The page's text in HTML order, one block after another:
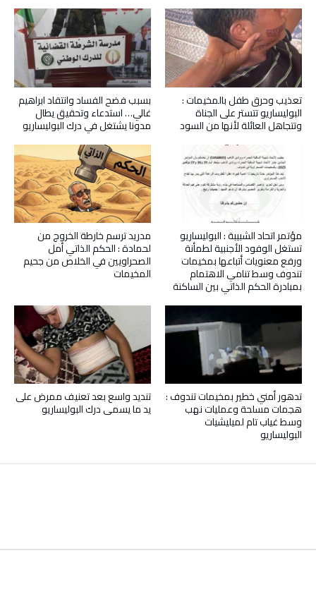
بسبب فضح الفساد وانتقاد ابراهيم
غالي… استدعاء وتحقيق يطال
مدونا يشتغل في درك البوليساريو
تعذيب وحرق طفل بالمخيمات :
البوليساريو تتستر على الجناة
وتتجاهل العائلة لأنها من السود
مدريد ترسم خارطة الخروج من
لحمادة : الحكم الذاتي أمل
الصحراويين في الخلاص من جحيم
المخيمات
مؤتمر اتحاد الشبيبة : البوليساريو
تستغل الوفود الأجنبية لطمأنة
ورفع معنويات أتباعها بمخيمات
تندوف وسط تنامي الاهتمام
بمبادرة الحكم الذاتي بين الساكنة
تنديد واسع بعد تعنيف ممرض على
يد ما يسمى درك البوليساريو
تدهور أمني خطير بمخيمات تندوف :
هجمات مسلحة وعمليات نهب
وسط غياب تام لميليشيات
البوليساريو